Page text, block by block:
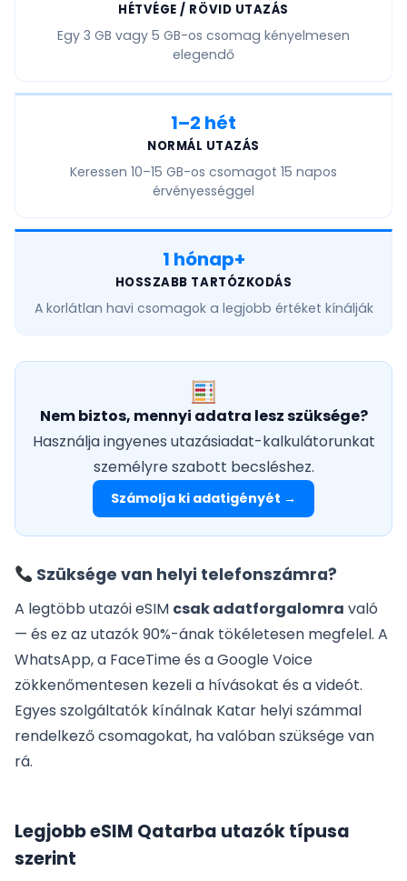
HÉTVÉGE / RÖVID UTAZÁS
Egy 3 GB vagy 5 GB-os csomag kényelmesen
elegendő
1–2 hét
NORMÁL UTAZÁS
Keressen 10–15 GB-os csomagot 15 napos
érvényességgel
1 hónap+
HOSSZABB TARTÓZKODÁS
A korlátlan havi csomagok a legjobb értéket kínálják
Nem biztos, mennyi adatra lesz szüksége?
Használja ingyenes utazásiadat-kalkulátorunkat
személyre szabott becsléshez.
Számolja ki adatigényét →
Szüksége van helyi telefonszámra?
A legtöbb utazói eSIM csak adatforgalomra való
— és ez az utazók 90%-ának tökéletesen megfelel. A
WhatsApp, a FaceTime és a Google Voice
zökkenőmentesen kezeli a hívásokat és a videót.
Egyes szolgáltatók kínálnak Katar helyi számmal
rendelkező csomagokat, ha valóban szüksége van
rá.
Legjobb eSIM Qatarba utazók típusa
szerint